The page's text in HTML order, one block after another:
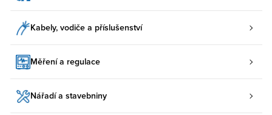
Kabely, vodiče a příslušenství
Měření a regulace
Nářadí a stavebniny